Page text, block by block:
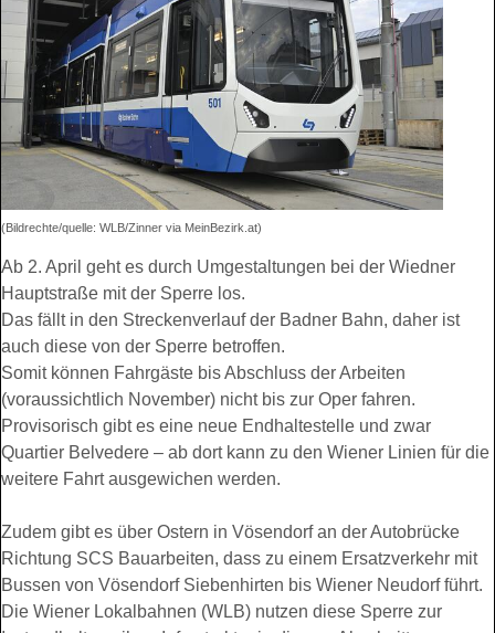
(Bildrechte/quelle: WLB/Zinner via MeinBezirk.at)
Ab 2. April geht es durch Umgestaltungen bei der Wiedner
Hauptstraße mit der Sperre los.
Das fällt in den Streckenverlauf der Badner Bahn, daher ist
auch diese von der Sperre betroffen.
Somit können Fahrgäste bis Abschluss der Arbeiten
(voraussichtlich November) nicht bis zur Oper fahren.
Provisorisch gibt es eine neue Endhaltestelle und zwar
Quartier Belvedere – ab dort kann zu den Wiener Linien für die
weitere Fahrt ausgewichen werden.
Zudem gibt es über Ostern in Vösendorf an der Autobrücke
Richtung SCS Bauarbeiten, dass zu einem Ersatzverkehr mit
Bussen von Vösendorf Siebenhirten bis Wiener Neudorf führt.
Die Wiener Lokalbahnen (WLB) nutzen diese Sperre zur